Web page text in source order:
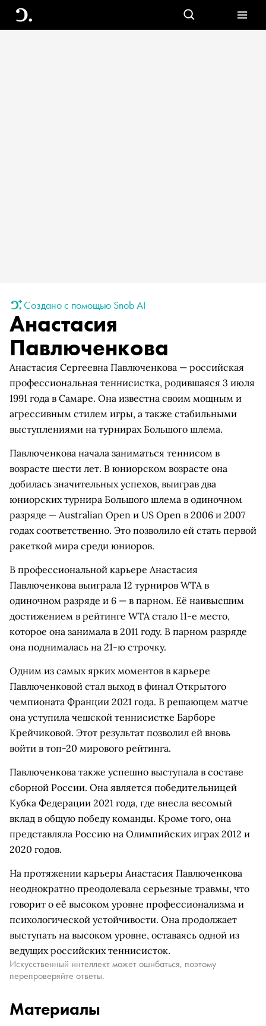
Создано с помощью Snob AI
Анастасия
Павлюченкова
Анастасия Сергеевна Павлюченкова — российская
профессиональная теннисистка, родившаяся 3 июля
1991 года в Самаре. Она известна своим мощным и
агрессивным стилем игры, а также стабильными
выступлениями на турнирах Большого шлема.
Павлюченкова начала заниматься теннисом в
возрасте шести лет. В юниорском возрасте она
добилась значительных успехов, выиграв два
юниорских турнира Большого шлема в одиночном
разряде — Australian Open и US Open в 2006 и 2007
годах соответственно. Это позволило ей стать первой
ракеткой мира среди юниоров.
В профессиональной карьере Анастасия
Павлюченкова выиграла 12 турниров WTA в
одиночном разряде и 6 — в парном. Её наивысшим
достижением в рейтинге WTA стало 11-е место,
которое она занимала в 2011 году. В парном разряде
она поднималась на 21-ю строчку.
Одним из самых ярких моментов в карьере
Павлюченковой стал выход в финал Открытого
чемпионата Франции 2021 года. В решающем матче
она уступила чешской теннисистке Барборе
Крейчиковой. Этот результат позволил ей вновь
войти в топ-20 мирового рейтинга.
Павлюченкова также успешно выступала в составе
сборной России. Она является победительницей
Кубка Федерации 2021 года, где внесла весомый
вклад в общую победу команды. Кроме того, она
представляла Россию на Олимпийских играх 2012 и
2020 годов.
На протяжении карьеры Анастасия Павлюченкова
неоднократно преодолевала серьезные травмы, что
говорит о её высоком уровне профессионализма и
психологической устойчивости. Она продолжает
выступать на высоком уровне, оставаясь одной из
ведущих российских теннисисток.
Искусственный интеллект может ошибаться, поэтому
перепроверяйте ответы.
Материалы